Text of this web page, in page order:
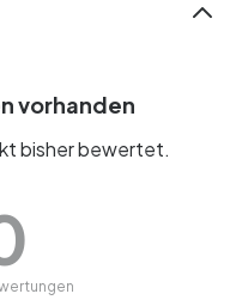
vorhanden
bisher bewertet.